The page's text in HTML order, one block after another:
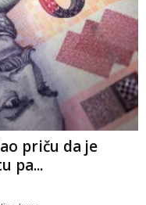
priču da je
pa...